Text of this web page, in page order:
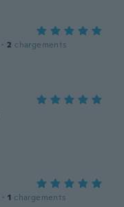
· 2 chargements
· 1 chargements